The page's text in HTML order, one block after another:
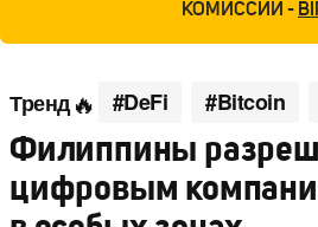
КОМИССИИ -
Тренд #DeFi #Bitcoin
Филиппины
цифровым